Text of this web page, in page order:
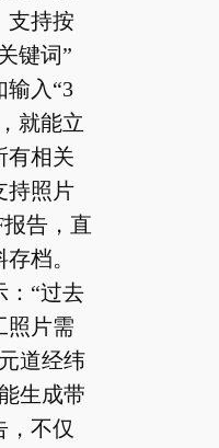
支持按
键词”
输入“3
就能立
有相关
持照片
告，直
档。
：“过去
照片需
道经纬
生成带
，不仅